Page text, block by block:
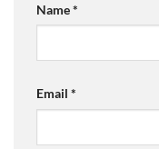
Name*
Email *